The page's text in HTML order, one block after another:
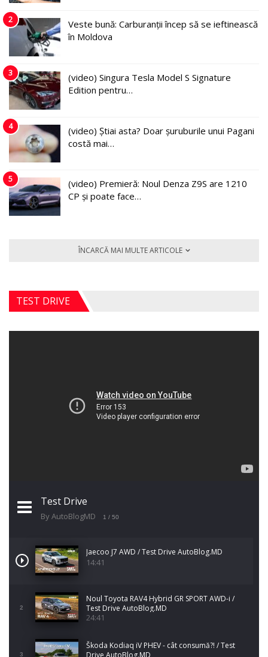
2
Veste bună: Carburanții încep să se ieftinească
în Moldova
3
(video) Singura Tesla Model S Signature
Edition pentru…
4
(video) Știai asta? Doar șuruburile unui Pagani
costă mai…
5
(video) Premieră: Noul Denza Z9S are 1210
CP și poate face…
ÎNCARCĂ MAI MULTE ARTICOLE
TEST DRIVE
Test Drive
By AutoBlogMD 1 / 50
Jaecoo J7 AWD / Test Drive AutoBlog.MD
14:41
2
Noul Toyota RAV4 Hybrid GR SPORT AWD-i /
Test Drive AutoBlog.MD
24:41
3
Škoda Kodiaq iV PHEV - cât consumă?! / Test
Drive AutoBlog.MD